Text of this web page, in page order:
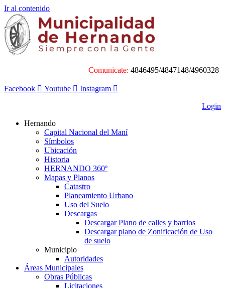
Ir al contenido
Comunicate: 4846495/4847148/4960328
Facebook Youtube Instagram
Login
Hernando
Capital Nacional del Maní
Símbolos
Ubicación
Historia
HERNANDO 360º
Mapas y Planos
Catastro
Planeamiento Urbano
Uso del Suelo
Descargas
Descargar Plano de calles y barrios
Descargar plano de Zonificación de Uso
de suelo
Municipio
Autoridades
Áreas Municipales
Obras Públicas
Licitaciones